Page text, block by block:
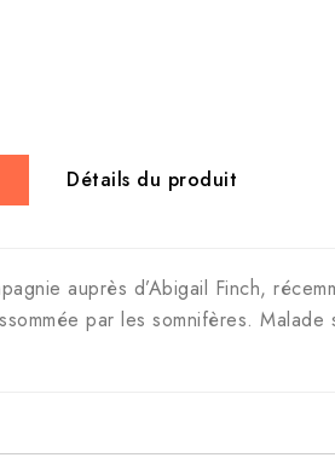
Détails du produit
auprès d’Abigail Finch,
par les somnifères.